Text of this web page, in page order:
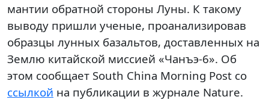
мантии обратной стороны Луны. К такому
выводу пришли ученые, проанализировав
образцы лунных базальтов, доставленных на
Землю китайской миссией «Чанъэ-6». Об
этом сообщает South China Morning Post со
ссылкой на публикации в журнале Nature.